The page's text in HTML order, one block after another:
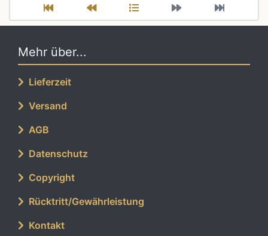
Mehr über...
Lieferzeit
Versand
AGB
Datenschutz
Copyright
Rücktritt/Gewährleistung
Kontakt